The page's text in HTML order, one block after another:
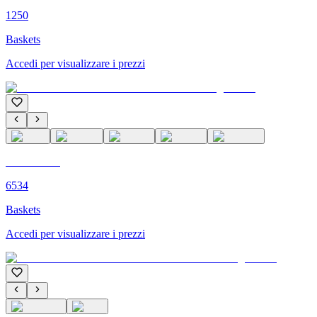
1250
Baskets
Accedi per visualizzare i prezzi
6534
Baskets
Accedi per visualizzare i prezzi